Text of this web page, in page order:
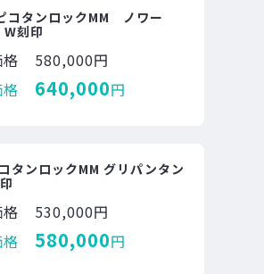
タンロックMM ノワー
刻印
580,000円
640,000円
タンロックMM グリパンタン
530,000円
580,000円